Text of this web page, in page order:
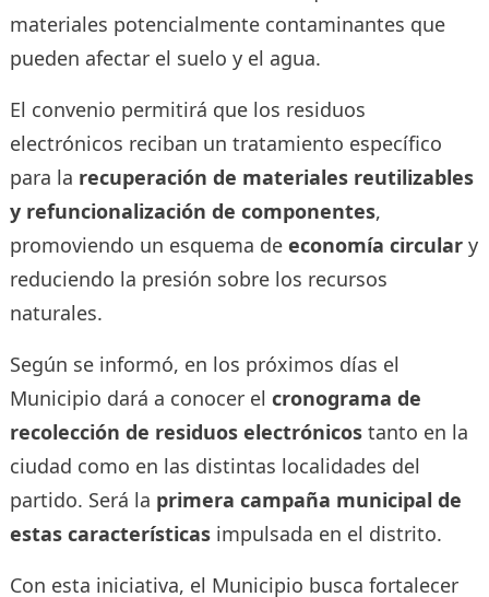
materiales potencialmente contaminantes que
pueden afectar el suelo y el agua.
El convenio permitirá que los residuos
electrónicos reciban un tratamiento específico
para la recuperación de materiales reutilizables
y refuncionalización de componentes,
promoviendo un esquema de economía circulary
reduciendo la presión sobre los recursos
naturales.
Según se informó, en los próximos días el
Municipio dará a conocer el cronograma de
recolección de residuos electrónicostanto en la
ciudad como en las distintas localidades del
partido. Será la primera campaña municipal de
estas característicasimpulsada en el distrito.
Con esta iniciativa, el Municipio busca fortalecer